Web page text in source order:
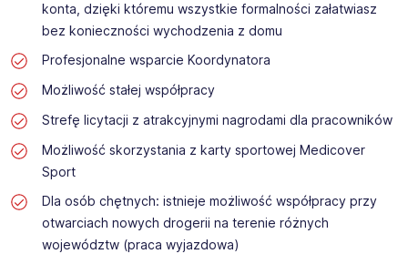
konta, dzięki któremu wszystkie formalności załatwiasz
bez konieczności wychodzenia z domu
Profesjonalne wsparcie Koordynatora
Możliwość stałej współpracy
Strefę licytacji z atrakcyjnymi nagrodami dla pracowników
Możliwość skorzystania z karty sportowej Medicover
Sport
Dla osób chętnych: istnieje możliwość współpracy przy
otwarciach nowych drogerii na terenie różnych
województw (praca wyjazdowa)